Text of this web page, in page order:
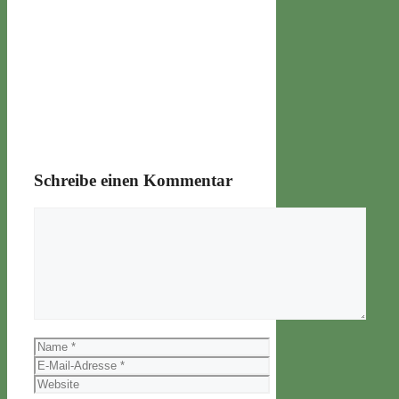
Schreibe einen Kommentar
Name
E-
Mail-
Adresse
Website